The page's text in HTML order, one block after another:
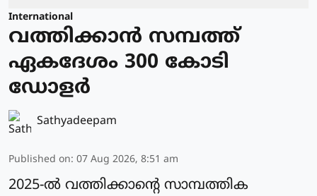
International
വത്തിക്കാന്‍ സമ്പത്ത്
ഏകദേശം 300 കോടി
ഡോളര്‍
Sathyadeepam
Published on: 07 Aug 2026, 8:51 am
2025-ല്‍ വത്തിക്കാന്റെ സാമ്പത്തിക